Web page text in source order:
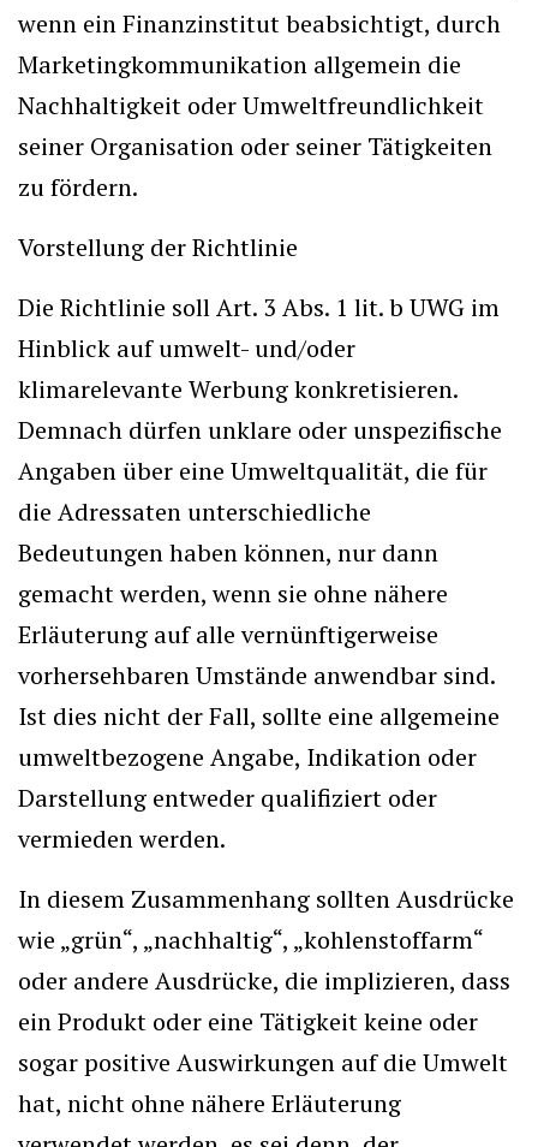
wenn ein Finanzinstitut beabsichtigt, durch
Marketingkommunikation allgemein die
Nachhaltigkeit oder Umweltfreundlichkeit
seiner Organisation oder seiner Tätigkeiten
zu fördern.
Vorstellung der Richtlinie
Die Richtlinie soll Art. 3 Abs. 1 lit. b UWG im
Hinblick auf umwelt- und/oder
klimarelevante Werbung konkretisieren.
Demnach dürfen unklare oder unspezifische
Angaben über eine Umweltqualität, die für
die Adressaten unterschiedliche
Bedeutungen haben können, nur dann
gemacht werden, wenn sie ohne nähere
Erläuterung auf alle vernünftigerweise
vorhersehbaren Umstände anwendbar sind.
Ist dies nicht der Fall, sollte eine allgemeine
umweltbezogene Angabe, Indikation oder
Darstellung entweder qualifiziert oder
vermieden werden.
In diesem Zusammenhang sollten Ausdrücke
wie „grün“, „nachhaltig“, „kohlenstoffarm“
oder andere Ausdrücke, die implizieren, dass
ein Produkt oder eine Tätigkeit keine oder
sogar positive Auswirkungen auf die Umwelt
hat, nicht ohne nähere Erläuterung